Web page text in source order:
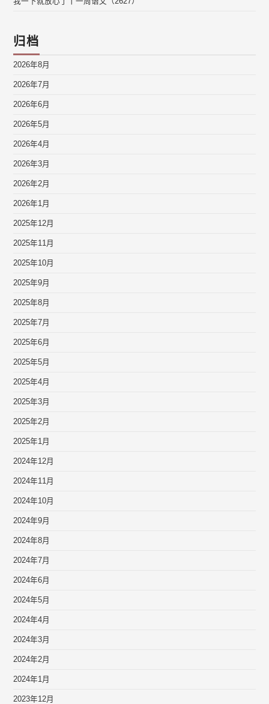
归档
2026年8月
2026年7月
2026年6月
2026年5月
2026年4月
2026年3月
2026年2月
2026年1月
2025年12月
2025年11月
2025年10月
2025年9月
2025年8月
2025年7月
2025年6月
2025年5月
2025年4月
2025年3月
2025年2月
2025年1月
2024年12月
2024年11月
2024年10月
2024年9月
2024年8月
2024年7月
2024年6月
2024年5月
2024年4月
2024年3月
2024年2月
2024年1月
2023年12月